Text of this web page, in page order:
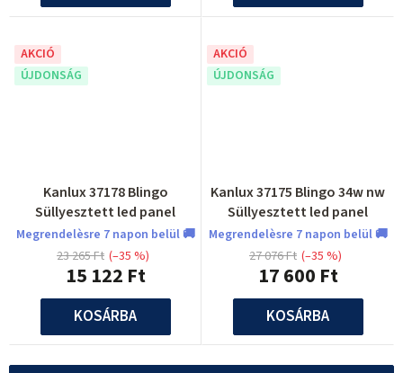
AKCIÓ
ÚJDONSÁG
Kanlux 37178 Blingo
Süllyesztett led panel
Megrendelèsre 7 napon belül 🚚
15 122 Ft
23 265 Ft (–35 %)
KOSÁRBA
AKCIÓ
ÚJDONSÁG
Kanlux 37175 Blingo 34w nw
Süllyesztett led panel
Megrendelèsre 7 napon belül 🚚
17 600 Ft
27 076 Ft (–35 %)
KOSÁRBA